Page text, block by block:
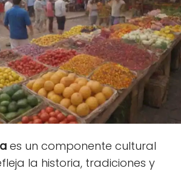
es un componente cultural
la historia, tradiciones y